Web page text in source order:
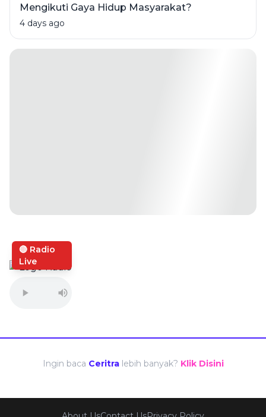
Mengikuti Gaya Hidup Masyarakat?
4 days ago
🔴 Radio
Live
Ingin baca Ceritra lebih banyak? Klik Disini